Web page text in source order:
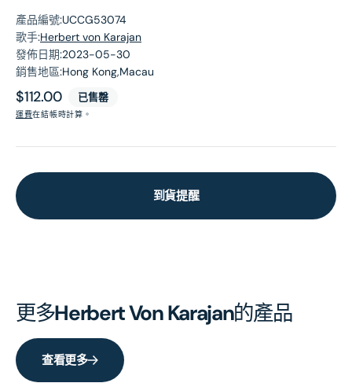
產品編號:UCCG53074
歌手:Herbert von Karajan
發佈日期:2023-05-30
銷售地區:Hong Kong,Macau
原
價
$112.00 已售罄
運費在結帳時計算。
到貨提醒
更多Herbert Von Karajan的產品
查看更多